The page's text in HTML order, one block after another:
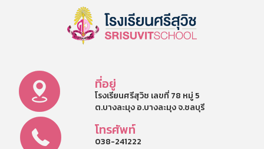
ที่อยู่
โรงเรียนศรีสุวิช เลขที่ 78 หมู่ 5
ต.บางละมุง อ.บางละมุง จ.ชลบุรี
โทรศัพท์
038-241222